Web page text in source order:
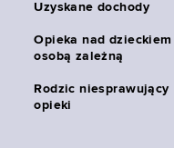
Uzyskane dochody
Opieka nad
osobą zależną
Rodzic niesprawujący
opieki